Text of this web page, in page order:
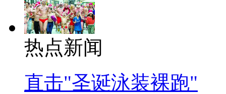
热点新闻
直击"圣诞泳装裸跑"